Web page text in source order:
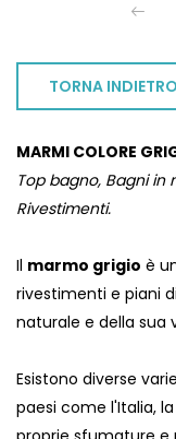
TORNA INDIETRO
MARMI COLORE
Top bagno, Bagni in
Rivestimenti.
Il marmo grigio è
rivestimenti e piani
naturale e della sua
Esistono diverse
paesi come l'Italia,